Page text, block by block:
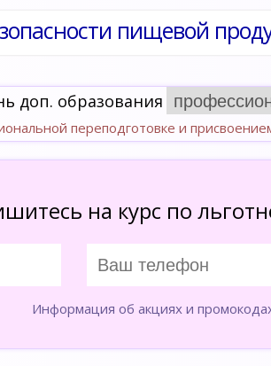
доп. образования
переподготовке и
на курс по
Информация об акциях и